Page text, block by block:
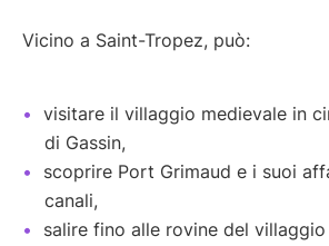
Vicino a Saint-Tropez, può:
visitare il villaggio medievale in
di Gassin,
scoprire Port Grimaud e i suoi
canali,
salire fino alle rovine del villaggio